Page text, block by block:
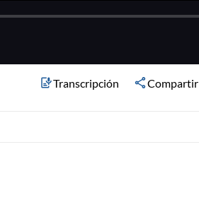
Transcripción Compartir